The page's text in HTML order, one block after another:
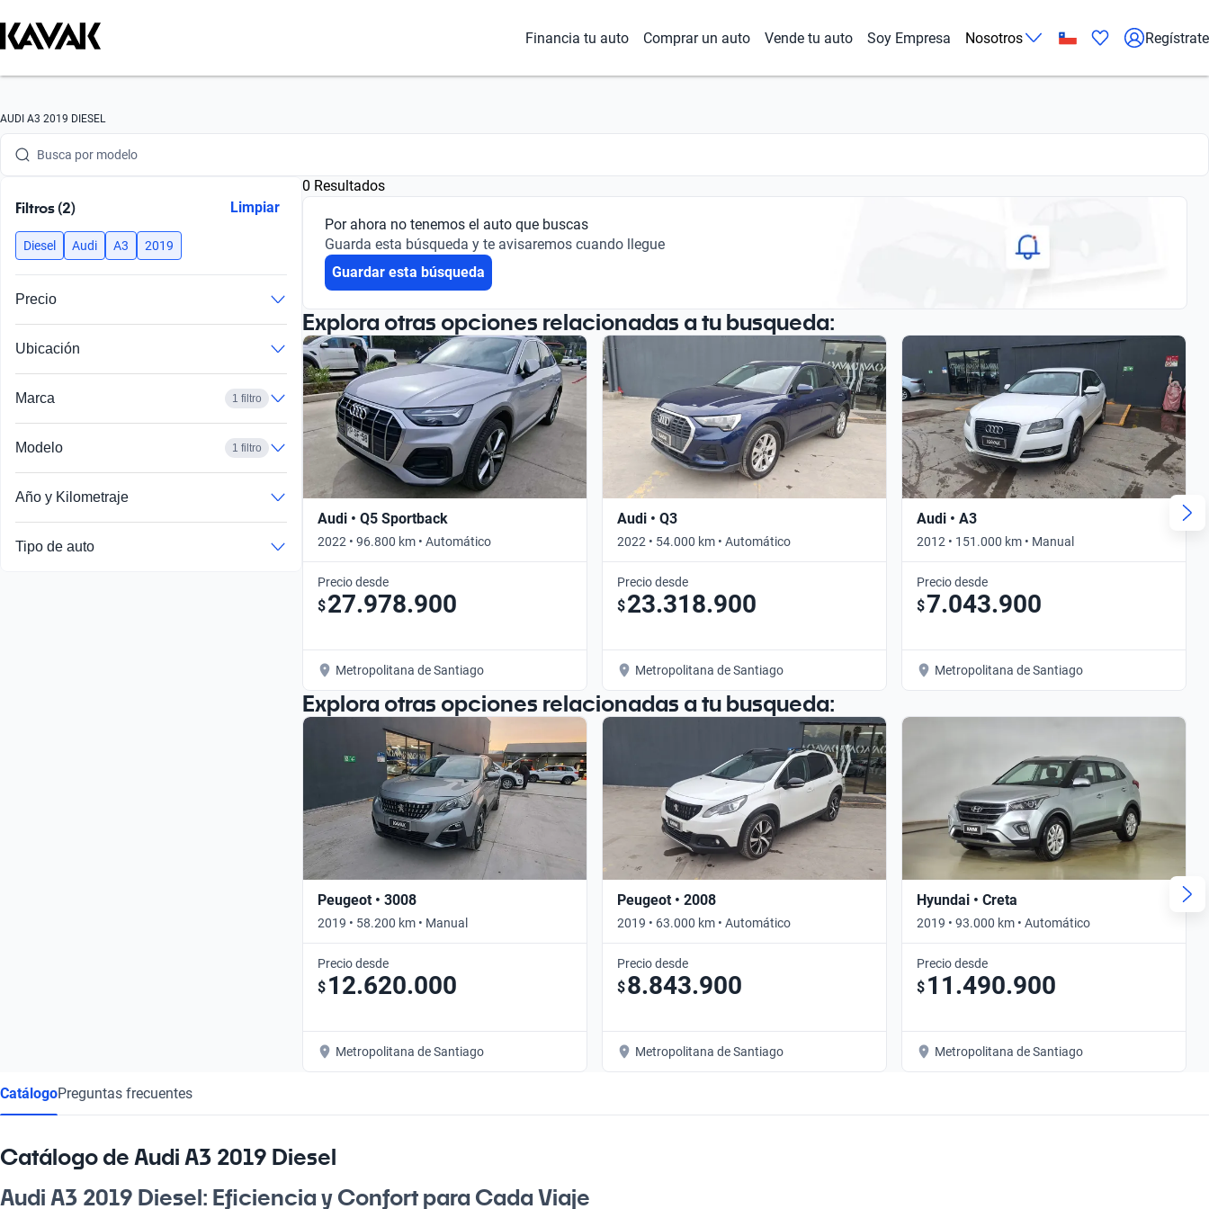
Financia tu auto Comprar un auto Vende tu auto Soy Empresa Nosotros Regístrate
AUDI A3 2019 DIESEL
Busca por marca
Busca por modelo
Busca por año
Busca por marca
Busca por versión
Busca por año
Filtros (2) Limpiar
Diesel Audi A3 2019
Precio
Ubicación
Marca 1 filtro
Modelo 1 filtro
Año y Kilometraje
Tipo de auto
0 Resultados
Por ahora no tenemos el auto que buscas
Guarda esta búsqueda y te avisaremos cuando llegue
Guardar esta búsqueda
Explora otras opciones relacionadas a tu busqueda:
Audi • Q5 Sportback
2022 • 96.800 km • Automático
Precio desde
$27.978.900
Metropolitana de Santiago
Audi • Q3
2022 • 54.000 km • Automático
Precio desde
$23.318.900
Metropolitana de Santiago
Audi • A3
2012 • 151.000 km • Manual
Precio desde
$7.043.900
Metropolitana de Santiago
Explora otras opciones relacionadas a tu busqueda:
Peugeot • 3008
2019 • 58.200 km • Manual
Precio desde
$ 12.620.000
Metropolitana de Santiago
Peugeot • 2008
2019 • 63.000 km • Automático
Precio desde
$8.843.900
Metropolitana de Santiago
Hyundai • Creta
2019 • 93.000 km • Automático
Precio desde
$ 11.490.900
Metropolitana de Santiago
CatálogoPreguntas frecuentes
Catálogo de Audi A3 2019 Diesel
Audi A3 2019 Diesel: Eficiencia y Confort para Cada Viaje